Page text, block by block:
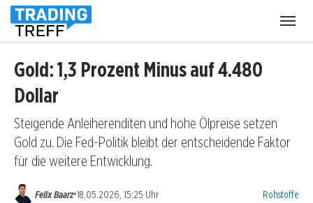
Gold: 1,3 Prozent Minus auf 4.480
Dollar
Steigende Anleiherenditen und hohe Ölpreise setzen
Gold zu. Die Fed-Politik bleibt der entscheidende Faktor
für die weitere Entwicklung.
Felix Baarz•18.05.2026, 15:25 Uhr Kategorien:
Rohstoffe